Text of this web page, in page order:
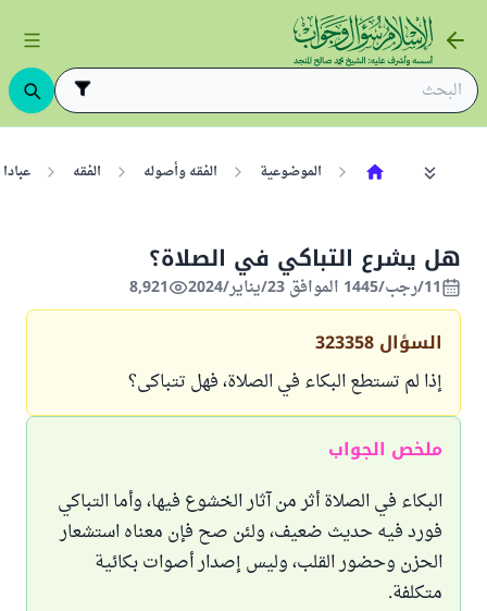
الموضوعية الفقه وأصوله الفقه
هل يشرع التباكي في الصلاة؟
11/رجب/1445 الموافق 23/يناير/2024 8,921
السؤال 323358
إذا لم تستطع البكاء في الصلاة، فهل تتباكى؟
ملخص الجواب
البكاء في الصلاة أثر من آثار الخشوع فيها، وأما التباكي
فورد فيه حديث ضعيف، ولئن صح فإن معناه استشعار
الحزن وحضور القلب، وليس إصدار أصوات بكائية
متكلفة.